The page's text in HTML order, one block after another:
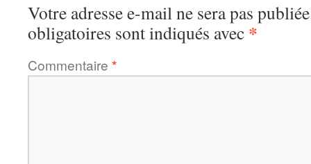
Votre adresse e-mail ne sera pas
obligatoires sont indiqués avec *
Commentaire *